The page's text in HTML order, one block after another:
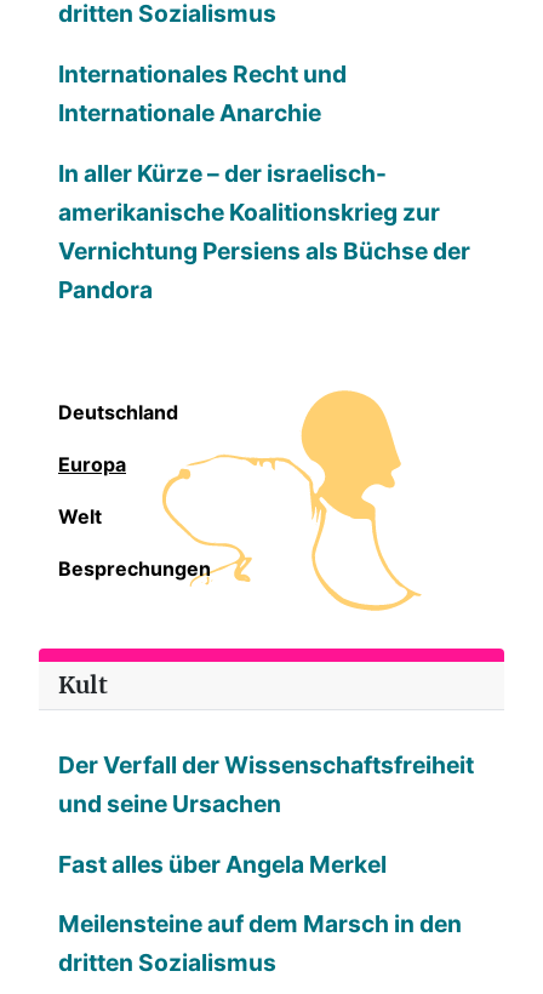
dritten Sozialismus
Internationales Recht und
Internationale Anarchie
In aller Kürze – der israelisch-
amerikanische Koalitionskrieg zur
Vernichtung Persiens als Büchse der
Pandora
Deutschland
Europa
Welt
Besprechungen
Kult
Der Verfall der Wissenschaftsfreiheit
und seine Ursachen
Fast alles über Angela Merkel
Meilensteine auf dem Marsch in den
dritten Sozialismus